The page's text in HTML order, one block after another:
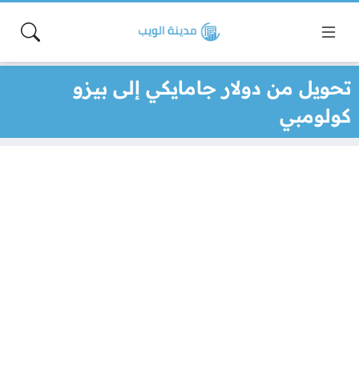
تحويل من دولار جامايكي إلى بيزو
كولومبي